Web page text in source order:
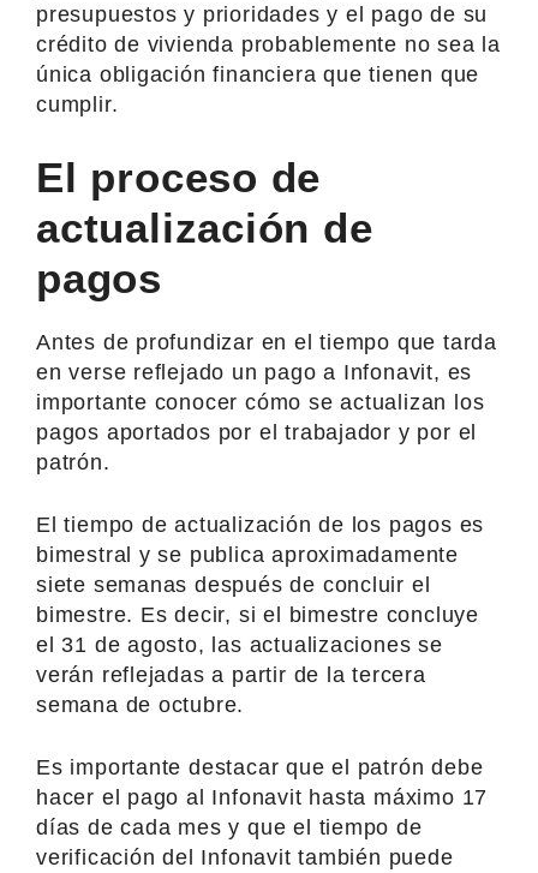
presupuestos y prioridades y el pago de su
crédito de vivienda probablemente no sea la
única obligación financiera que tienen que
cumplir.
El proceso de
actualización de
pagos
Antes de profundizar en el tiempo que tarda
en verse reflejado un pago a Infonavit, es
importante conocer cómo se actualizan los
pagos aportados por el trabajador y por el
patrón.
El tiempo de actualización de los pagos es
bimestral y se publica aproximadamente
siete semanas después de concluir el
bimestre. Es decir, si el bimestre concluye
el 31 de agosto, las actualizaciones se
verán reflejadas a partir de la tercera
semana de octubre.
Es importante destacar que el patrón debe
hacer el pago al Infonavit hasta máximo 17
días de cada mes y que el tiempo de
verificación del Infonavit también puede